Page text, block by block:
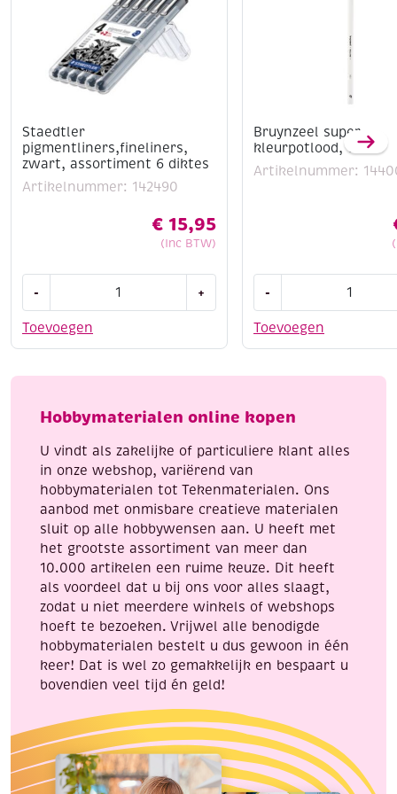
Staedtler
pigmentliners,fineliners,
zwart, assortiment 6 diktes
Artikelnummer: 142490
€ 15,95
(Inc BTW)
Toevoegen
-
pigmentliners,fineliners,
zwart,
diktes
+
Bruynzeel super
kleurpotlood, wit
Artikelnummer:
Toevoegen
-
kleurpotlood,
Hobbymaterialen online kopen
U vindt als zakelijke of particuliere klant alles
in onze webshop, variërend van
hobbymaterialen tot Tekenmaterialen. Ons
aanbod met onmisbare creatieve materialen
sluit op alle hobbywensen aan. U heeft met
het grootste assortiment van meer dan
10.000 artikelen een ruime keuze. Dit heeft
als voordeel dat u bij ons voor alles slaagt,
zodat u niet meerdere winkels of webshops
hoeft te bezoeken. Vrijwel alle benodigde
hobbymaterialen bestelt u dus gewoon in één
keer! Dat is wel zo gemakkelijk en bespaart u
bovendien veel tijd én geld!